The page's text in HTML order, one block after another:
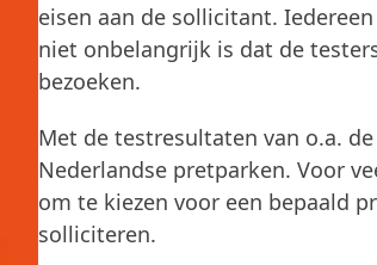
eisen aan de sollicitant.
niet onbelangrijk is dat de
bezoeken.
Met de testresultaten van o.a.
Nederlandse pretparken. Voor
om te kiezen voor een bepaald
solliciteren.